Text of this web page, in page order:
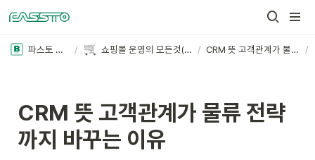
파스토 블로그 / 쇼핑몰 운영의 모든것(더보기+) / CRM 뜻 고객관계가 물류 전략까지 바꾸는 이유 /
CRM 뜻 고객관계가 물류 전략
까지 바꾸는 이유